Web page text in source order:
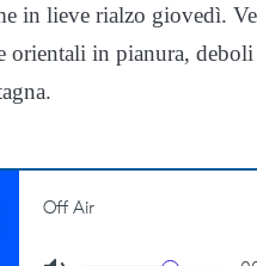
in lieve rialzo giovedì.
orientali in pianura,